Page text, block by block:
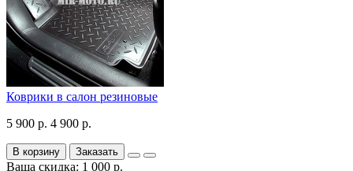
Коврики в салон резиновые
5 900 р. 4 900 р.
В корзину Заказать
Ваша скидка: 1 000 р.